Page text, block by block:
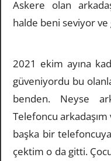
Askere olan
halde beni seviyor
2021 ekim ayına
güveniyordu bu
benden. Neyse
Telefoncu
başka bir
çektim o da gitti.